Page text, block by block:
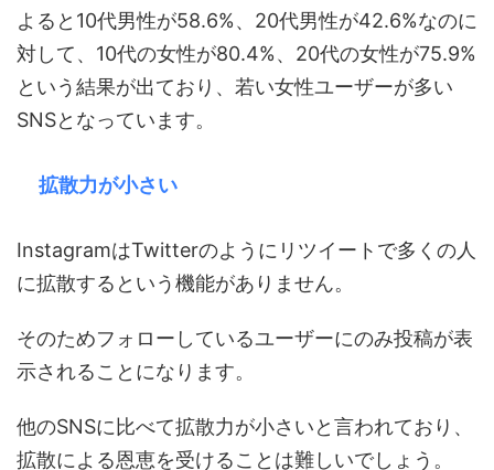
よると10代男性が58.6%、20代男性が42.6%なのに
対して、10代の女性が80.4%、20代の女性が75.9%
という結果が出ており、若い女性ユーザーが多い
SNSとなっています。
拡散力が小さい
InstagramはTwitterのようにリツイートで多くの人
に拡散するという機能がありません。
そのためフォローしているユーザーにのみ投稿が表
示されることになります。
他のSNSに比べて拡散力が小さいと言われており、
拡散による恩恵を受けることは難しいでしょう。